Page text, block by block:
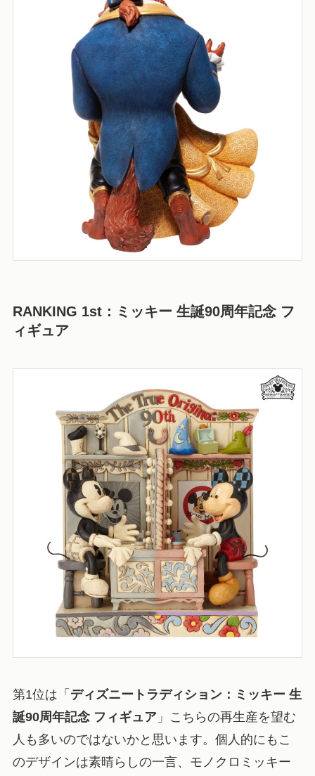
RANKING 1st：ミッキー 生誕90周年記念 フ
ィギュア
第1位は「 ディズニートラディション：ミッキー 生
誕90周年記念 フィギュア」こちらの再生産を望む
人も多いのではないかと思います。個人的にもこ
のデザインは素晴らしの一言、モノクロミッキー